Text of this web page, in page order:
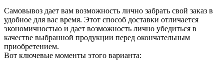
Самовывоз дает вам возможность лично забрать свой заказ в
удобное для вас время. Этот способ доставки отличается
экономичностью и дает возможность лично убедиться в
качестве выбранной продукции перед окончательным
приобретением.
Вот ключевые моменты этого варианта: